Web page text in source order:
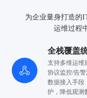
为企业量身打造的
运维过程
全栈覆盖
支持多维运维
协议监控/告
数据接入手段
护，降低观测